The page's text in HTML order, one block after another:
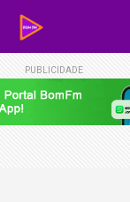
PUBLICIDADE